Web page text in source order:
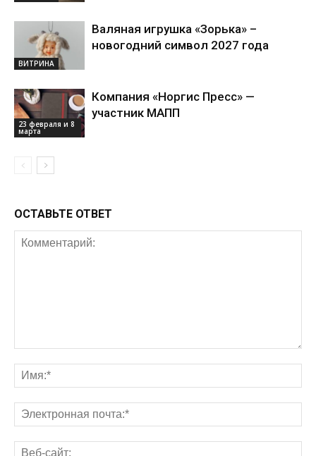
ВИТРИНА
Валяная игрушка «Зорька» –
новогодний символ 2027 года
23 февраля и 8
марта
Компания «Норгис Пресс» —
участник МАПП
ОСТАВЬТЕ ОТВЕТ